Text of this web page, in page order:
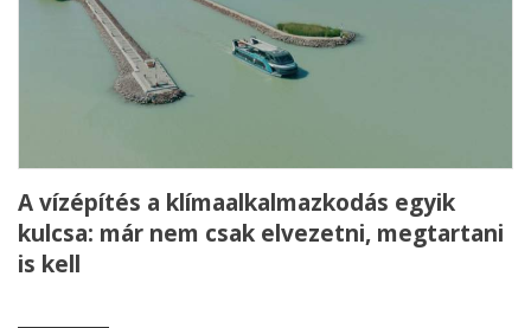
A vízépítés a klímaalkalmazkodás egyik
kulcsa: már nem csak elvezetni, megtartani
is kell